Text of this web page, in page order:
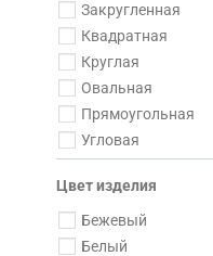
Закругленная
Квадратная
Круглая
Овальная
Прямоугольная
Угловая
Цвет изделия
Бежевый
Белый